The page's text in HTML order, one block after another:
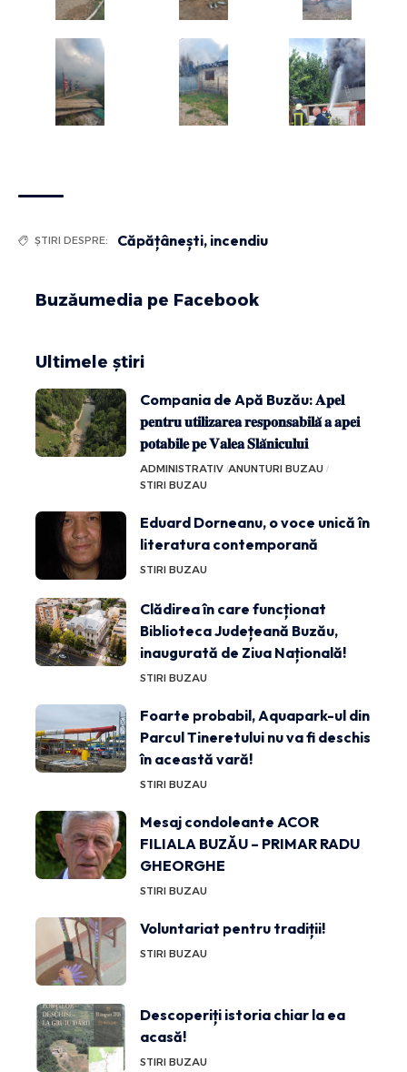
ȘTIRI DESPRE: Căpățânești, incendiu
Buzăumedia pe Facebook
Ultimele știri
Compania de Apă Buzău: 𝐀𝐩𝐞𝐥
𝐩𝐞𝐧𝐭𝐫𝐮 𝐮𝐭𝐢𝐥𝐢𝐳𝐚𝐫𝐞𝐚 𝐫𝐞𝐬𝐩𝐨𝐧𝐬𝐚𝐛𝐢𝐥𝐚̆ 𝐚 𝐚𝐩𝐞𝐢
𝐩𝐨𝐭𝐚𝐛𝐢𝐥𝐞 𝐩𝐞 𝐕𝐚𝐥𝐞𝐚 𝐒𝐥𝐚̆𝐧𝐢𝐜𝐮𝐥𝐮𝐢
ADMINISTRATIV ANUNTURI BUZAU
STIRI BUZAU
Eduard Dorneanu, o voce unică în
literatura contemporană
STIRI BUZAU
Clădirea în care funcționat
Biblioteca Județeană Buzău,
inaugurată de Ziua Națională!
STIRI BUZAU
Foarte probabil, Aquapark-ul din
Parcul Tineretului nu va fi deschis
în această vară!
STIRI BUZAU
Mesaj condoleante ACOR
FILIALA BUZĂU – PRIMAR RADU
GHEORGHE
STIRI BUZAU
Voluntariat pentru tradiții!
STIRI BUZAU
Descoperiți istoria chiar la ea
acasă!
STIRI BUZAU